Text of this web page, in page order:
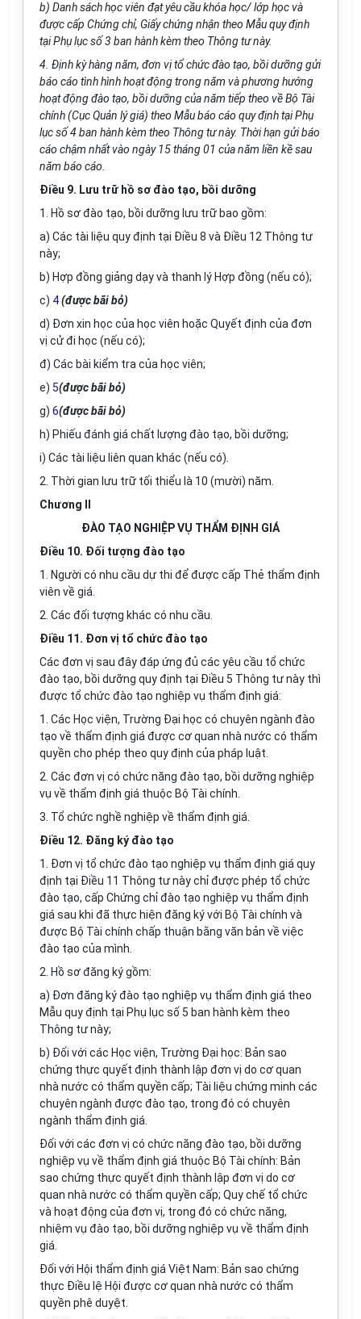
b) Danh sách học viên đạt yêu cầu khóa học/ lớp học và
được cấp Chứng chỉ, Giấy chứng nhận theo Mẫu quy định
tạiPhụ lục số 3 ban hành kèm theo Thông tư này.
4. Định kỳ hàng năm, đơn vị tổ chức đào tạo, bồi dưỡng gửi
báo cáo tình hình hoạt động trong năm và phương hướng
hoạt động đào tạo, bồi dưỡng của năm tiếp theo về Bộ Tài
chính (Cục Quản lý giá) theo Mẫu báo cáo quy định tạiPhụ
lục số 4ban hành kèm theo Thông tư này. Thời hạn gửi báo
cáo chậm nhất vào ngày 15 tháng 01 của năm liền kề sau
năm báo cáo.
Điều 9. Lưu trữ hồ sơ đào tạo, bồi dưỡng
1. Hồ sơ đào tạo, bồi dưỡng lưu trữ bao gồm:
a) Các tài liệu quy định tại Điều 8 và Điều 12 Thông tư
này;
b) Hợp đồng giảng dạy và thanh lý Hợp đồng (nếu có);
c) 4(được bãi bỏ)
d) Đơn xin học của học viên hoặc Quyết định của đơn
vị cử đi học (nếu có);
đ) Các bài kiểm tra của học viên;
e) 5(được bãi bỏ)
g) 6(được bãi bỏ)
h) Phiếu đánh giá chất lượng đào tạo, bồi dưỡng;
i) Các tài liệu liên quan khác (nếu có).
2. Thời gian lưu trữ tối thiểu là 10 (mười) năm.
Chương II
ĐÀO TẠO NGHIỆP VỤ THẨM ĐỊNH GIÁ
Điều 10. Đối tượng đào tạo
1. Người có nhu cầu dự thi để được cấp Thẻ thẩm định
viên về giá.
2. Các đối tượng khác có nhu cầu.
Điều 11. Đơn vị tổ chức đào tạo
Các đơn vị sau đây đáp ứng đủ các yêu cầu tổ chức
đào tạo, bồi dưỡng quy định tại Điều 5 Thông tư này thì
được tổ chức đào tạo nghiệp vụ thẩm định giá:
1. Các Học viện, Trường Đại học có chuyên ngành đào
tạo về thẩm định giá được cơ quan nhà nước có thẩm
quyền cho phép theo quy định của pháp luật.
2. Các đơn vị có chức năng đào tạo, bồi dưỡng nghiệp
vụ về thẩm định giá thuộc Bộ Tài chính.
3. Tổ chức nghề nghiệp về thẩm định giá.
Điều 12. Đăng ký đào tạo
1. Đơn vị tổ chức đào tạo nghiệp vụ thẩm định giá quy
định tại Điều 11 Thông tư này chỉ được phép tổ chức
đào tạo, cấp Chứng chỉ đào tạo nghiệp vụ thẩm định
giá sau khi đã thực hiện đăng ký với Bộ Tài chính và
được Bộ Tài chính chấp thuận bằng văn bản về việc
đào tạo của mình.
2. Hồ sơ đăng ký gồm:
a) Đơn đăng ký đào tạo nghiệp vụ thẩm định giá theo
Mẫu quy định tại Phụ lục số 5 ban hành kèm theo
Thông tư này;
b) Đối với các Học viện, Trường Đại học: Bản sao
chứng thực quyết định thành lập đơn vị do cơ quan
nhà nước có thẩm quyền cấp; Tài liệu chứng minh các
chuyên ngành được đào tạo, trong đó có chuyên
ngành thẩm định giá.
Đối với các đơn vị có chức năng đào tạo, bồi dưỡng
nghiệp vụ về thẩm định giá thuộc Bộ Tài chính: Bản
sao chứng thực quyết định thành lập đơn vị do cơ
quan nhà nước có thẩm quyền cấp; Quy chế tổ chức
và hoạt động của đơn vị, trong đó có chức năng,
nhiệm vụ đào tạo, bồi dưỡng nghiệp vụ về thẩm định
giá.
Đối với Hội thẩm định giá Việt Nam: Bản sao chứng
thực Điều lệ Hội được cơ quan nhà nước có thẩm
quyền phê duyệt.